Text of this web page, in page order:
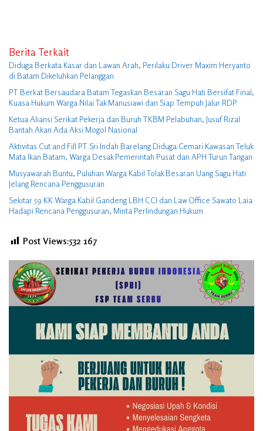
Berita Terkait
Diduga Berkata Kasar dan Lawan Arah, Perilaku Driver Maxim Heryanto
di Batam Dikeluhkan Pelanggan
PT Berkat Bersaudara Batam Tegaskan Besaran Sagu Hati Bersifat Final,
Kuasa Hukum Warga Nilai Tak Manusiawi dan Siap Tempuh Jalur RDP
Ketua Aliansi Serikat Pekerja dan Buruh TKBM Pelabuhan, Jusuf Rizal
Bantah Akan Ada Aksi Mogol Nasional
Aktivitas Cut and Fill PT Sri Indah Barelang Diduga Cemari Kawasan Teluk
Mata Ikan Batam, Warga Desak Pemerintah Pusat dan APH Turun Tangan
Musyawarah Buntu, Puluhan Warga Kabil Tolak Besaran Uang Sagu Hati
Jelang Rencana Penggusuran
Sekitar 59 KK Warga Kabil Gandeng LBH CCI dan Law Office Sawato Laia
Hadapi Rencana Penggusuran, Minta Perlindungan Hukum
Post Views:532 167